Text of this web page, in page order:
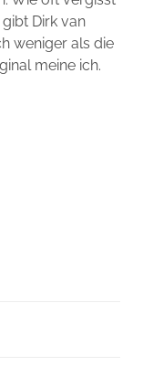
Dirk van
weniger als die
meine ich.